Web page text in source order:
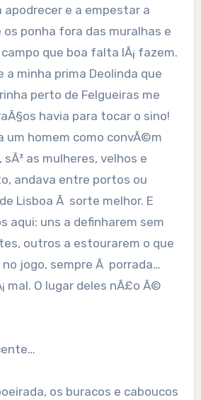
apodrecer e a empestar a
os ponha fora das muralhas e
que boa falta lÃ¡ fazem.
a minha prima Deolinda que
perto de Felgueiras me
havia para tocar o sino!
um homem como convÃ©m
as mulheres, velhos e
andava entre portos ou
Lisboa Ã sorte melhor. E
aqui: uns a definharem sem
outros a estourarem o que
no jogo, sempre Ã porrada…
mal. O lugar deles nÃ£o Ã©
os buracos e caboucos